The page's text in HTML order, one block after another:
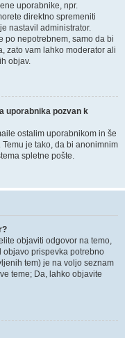
uporabnike, npr.
direktno spremeniti
nastavil administrator.
po nepotrebnem, samo da bi
zato vam lahko moderator ali
objav.
uporabnika pozvan k
ostalim uporabnikom in še
je tako, da bi anonimnim
spletne pošte.
objaviti odgovor na temo,
objavo prispevka potrebno
tem) je na voljo seznam
teme; Da, lahko objavite